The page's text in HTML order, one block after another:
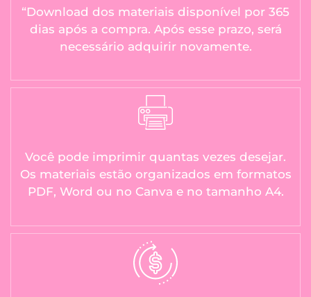
“Download dos materiais disponível por 365
dias após a compra. Após esse prazo, será
necessário adquirir novamente.
Você pode imprimir quantas vezes desejar.
Os materiais estão organizados em formatos
PDF, Word ou no Canva e no tamanho A4.